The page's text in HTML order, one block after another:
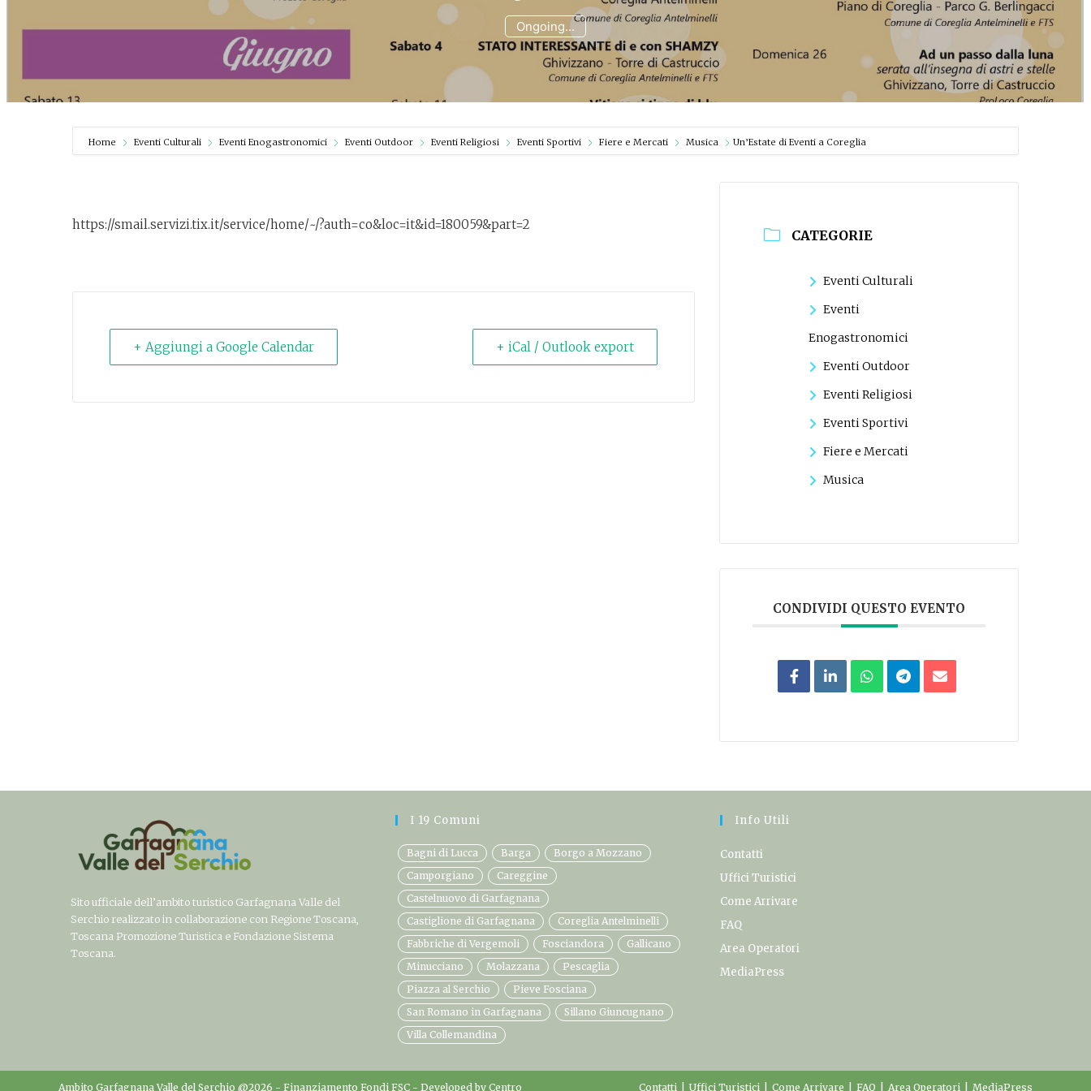
Ongoing...
Home Eventi Culturali Eventi Enogastronomici Eventi Outdoor Eventi Religiosi Eventi Sportivi Fiere e Mercati Musica Un’Estate di Eventi a Coreglia
https://smail.servizi.tix.it/service/home/~/?auth=co&loc=it&id=180059&part=2
+ Aggiungi a Google Calendar + iCal / Outlook export
CATEGORIE
Eventi Culturali
Eventi
Enogastronomici
Eventi Outdoor
Eventi Religiosi
Eventi Sportivi
Fiere e Mercati
Musica
CONDIVIDI QUESTO EVENTO
Sito ufficiale dell’ambito turistico Garfagnana Valle del
Serchio realizzato in collaborazione con Regione Toscana,
Toscana Promozione Turistica e Fondazione Sistema
Toscana.
I 19 Comuni
Bagni di Lucca Barga
Borgo a Mozzano
Camporgiano
Careggine
Castelnuovo di Garfagnana
Castiglione di Garfagnana
Coreglia Antelminelli
Fabbriche di Vergemoli
Fosciandora
Gallicano
Minucciano
Molazzana
Pescaglia
Piazza al Serchio
Pieve Fosciana
San Romano in Garfagnana
Sillano Giuncugnano
Villa Collemandina
Info Utili
Contatti
Uffici Turistici
Come Arrivare
FAQ
Area Operatori
MediaPress
Contatti Uffici Turistici Come Arrivare FAQ Area Operatori MediaPress
Ambito Garfagnana Valle del Serchio @2026 - Finanziamento Fondi FSC - Developed by Centro